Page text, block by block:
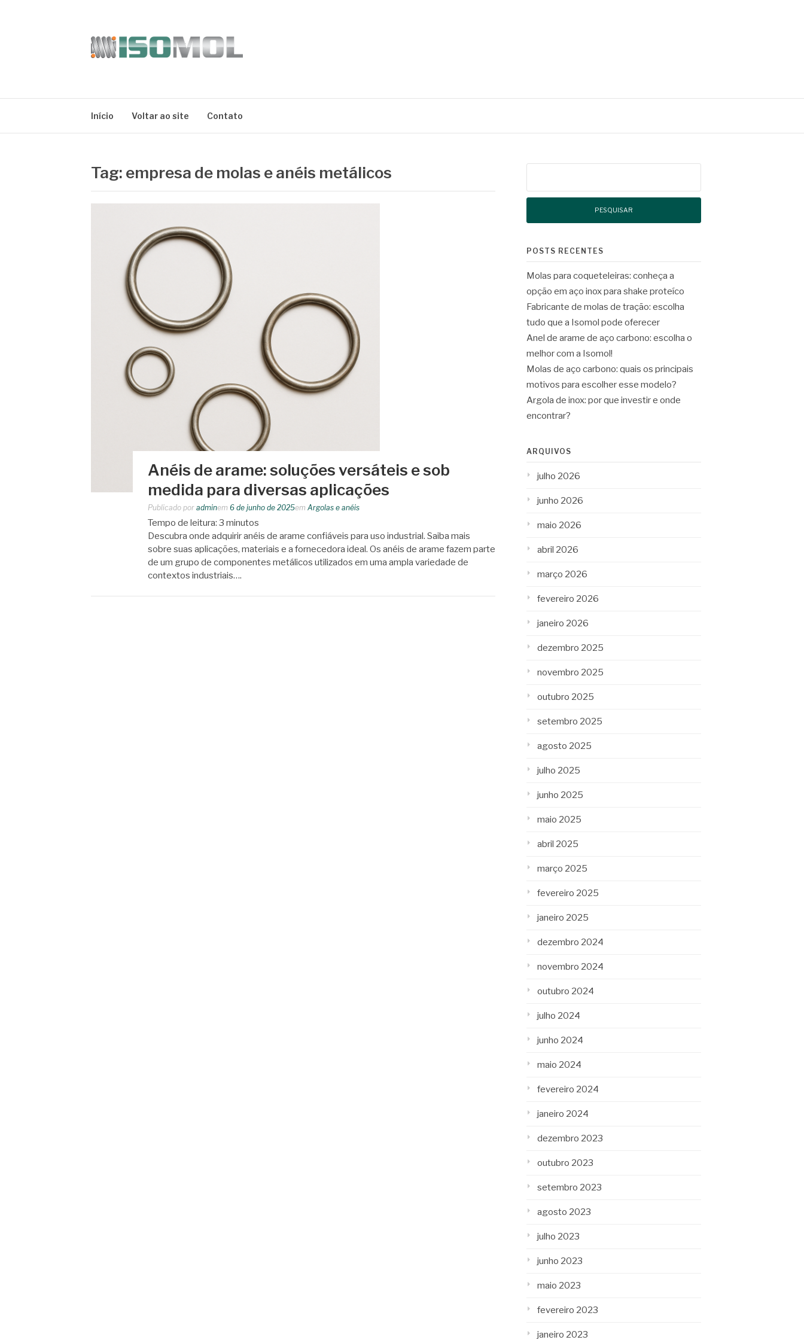
Início Voltar ao site Contato
Tag: empresa de molas e anéis metálicos
Anéis de arame: soluções versáteis e sob
medida para diversas aplicações
Publicado por adminem 6 de junho de 2025em Argolas e anéis
Tempo de leitura: 3 minutos
Descubra onde adquirir anéis de arame confiáveis para uso industrial. Saiba mais
sobre suas aplicações, materiais e a fornecedora ideal. Os anéis de arame fazem parte
de um grupo de componentes metálicos utilizados em uma ampla variedade de
contextos industriais….
POSTS RECENTES
Molas para coqueteleiras: conheça a
opção em aço inox para shake proteíco
Fabricante de molas de tração: escolha
tudo que a Isomol pode oferecer
Anel de arame de aço carbono: escolha o
melhor com a Isomol!
Molas de aço carbono: quais os principais
motivos para escolher esse modelo?
Argola de inox: por que investir e onde
encontrar?
ARQUIVOS
julho 2026
junho 2026
maio 2026
abril 2026
março 2026
fevereiro 2026
janeiro 2026
dezembro 2025
novembro 2025
outubro 2025
setembro 2025
agosto 2025
julho 2025
junho 2025
maio 2025
abril 2025
março 2025
fevereiro 2025
janeiro 2025
dezembro 2024
novembro 2024
outubro 2024
julho 2024
junho 2024
maio 2024
fevereiro 2024
janeiro 2024
dezembro 2023
outubro 2023
setembro 2023
agosto 2023
julho 2023
junho 2023
maio 2023
fevereiro 2023
janeiro 2023